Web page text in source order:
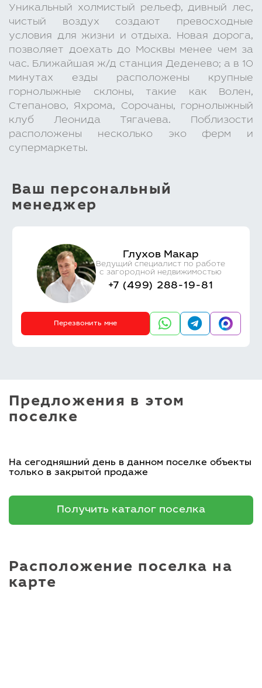
Уникальный холмистый рельеф, дивный лес,
чистый воздух создают превосходные
условия для жизни и отдыха. Новая дорога,
позволяет доехать до Москвы менее чем за
час. Ближайшая ж/д станция Деденево; а в 10
минутах езды расположены крупные
горнолыжные склоны, такие как Волен,
Степаново, Яхрома, Сорочаны, горнолыжный
клуб Леонида Тягачева. Поблизости
расположены несколько эко ферм и
супермаркеты.
Ваш персональный
менеджер
Глухов Макар
Ведущий специалист по работе
с загородной недвижимостью
+7 (499) 288-19-81
Перезвонить мне
Предложения в этом
поселке
На сегодняшний день в данном поселке объекты
только в закрытой продаже
Получить каталог поселка
Расположение поселка на
карте